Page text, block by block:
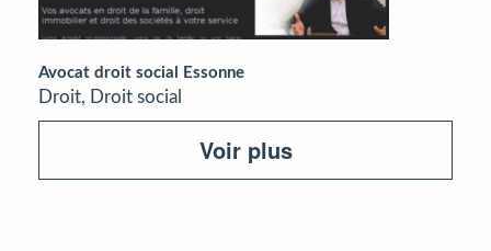
Avocat droit social Essonne
Droit, Droit social
Voir plus